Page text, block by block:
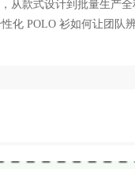
从款式设计到批量生产
化 POLO 衫如何让团队